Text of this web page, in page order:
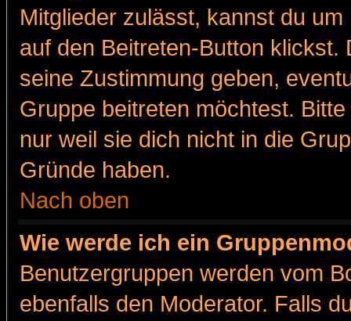
Mitglieder zulässt, kannst du
auf den Beitreten-Button
seine Zustimmung geben,
Gruppe beitreten möchtest.
nur weil sie dich nicht in die
Gründe haben.
Nach oben
Wie werde ich ein
Benutzergruppen werden vom
ebenfalls den Moderator. Falls